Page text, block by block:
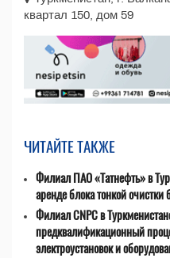
квартал 150, дом 59
ЧИТАЙТЕ ТАКЖЕ
Филиал ПАО «Татнефть» в
аренде блока тонкой очистки
Филиал CNPC в
предквалификационный
электроустановок и